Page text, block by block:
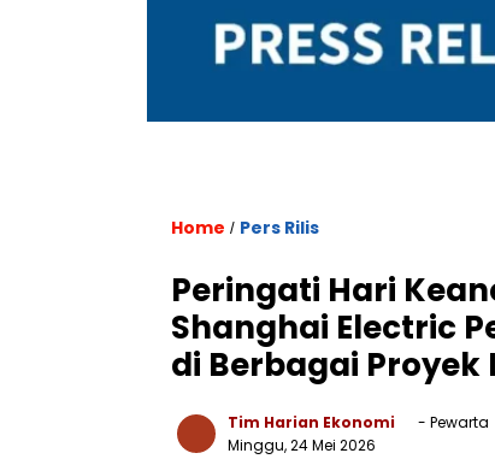
Home / Pers Rilis
Peringati Hari
Shanghai Electric
di Berbagai Proyek
Tim Harian Ekonomi
- Pewarta
Minggu, 24 Mei 2026